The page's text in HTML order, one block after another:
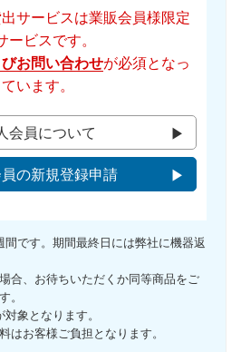
サービスは業販会員様限定
ービスです。
お問い合わせが必須となっ
ています。
会員について
の新規登録申請
です。期間最終日には弊社に機器返
合、お待ちいただくか同等商品をご
。
象となります。
はお客様ご負担となります。